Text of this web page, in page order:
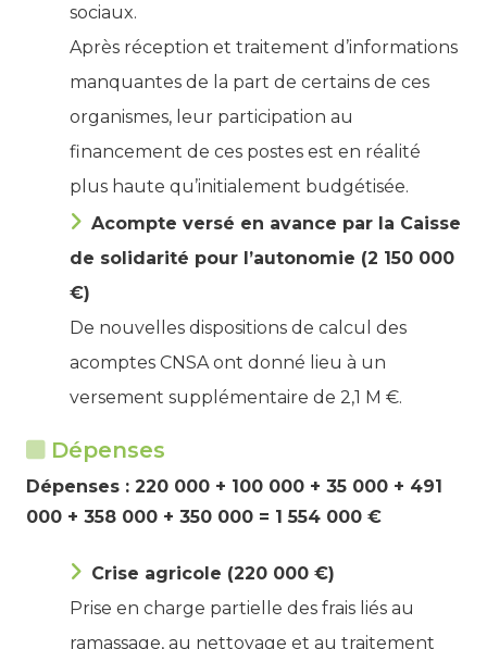
sociaux.
Après réception et traitement d’informations
manquantes de la part de certains de ces
organismes, leur participation au
financement de ces postes est en réalité
plus haute qu’initialement budgétisée.
Acompte versé en avance par la Caisse
de solidarité pour l’autonomie (2 150 000
€)
De nouvelles dispositions de calcul des
acomptes CNSA ont donné lieu à un
versement supplémentaire de 2,1 M €.
Dépenses
Dépenses : 220 000 + 100 000 + 35 000 + 491
000 + 358 000 + 350 000 = 1 554 000 €
Crise agricole (220 000 €)
Prise en charge partielle des frais liés au
ramassage, au nettoyage et au traitement